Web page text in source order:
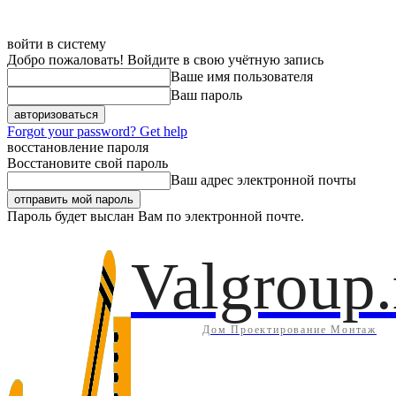
войти в систему
Добро пожаловать! Войдите в свою учётную запись
Ваше имя пользователя
Ваш пароль
Forgot your password? Get help
восстановление пароля
Восстановите свой пароль
Ваш адрес электронной почты
Пароль будет выслан Вам по электронной почте.
Дом Проектирование Монтаж